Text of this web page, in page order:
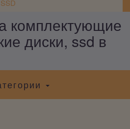
комплектующие
диски, ssd в